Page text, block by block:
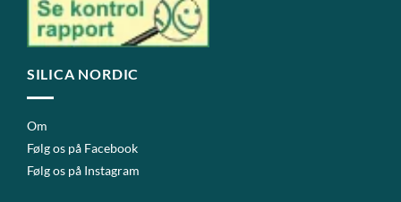
SILICA NORDIC
Om
Følg os på Facebook
Følg os på Instagram